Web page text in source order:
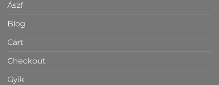
Ászf
Blog
Cart
Checkout
Gyik